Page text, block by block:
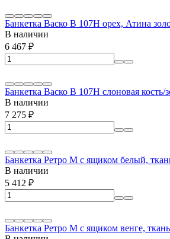
Банкетка Васко В 107Н орех, Атина
В наличии
6 467 ₽
Банкетка Васко В 107Н слоновая кость/
В наличии
7 275 ₽
Банкетка Ретро М с ящиком белый,
В наличии
5 412 ₽
Банкетка Ретро М с ящиком венге,